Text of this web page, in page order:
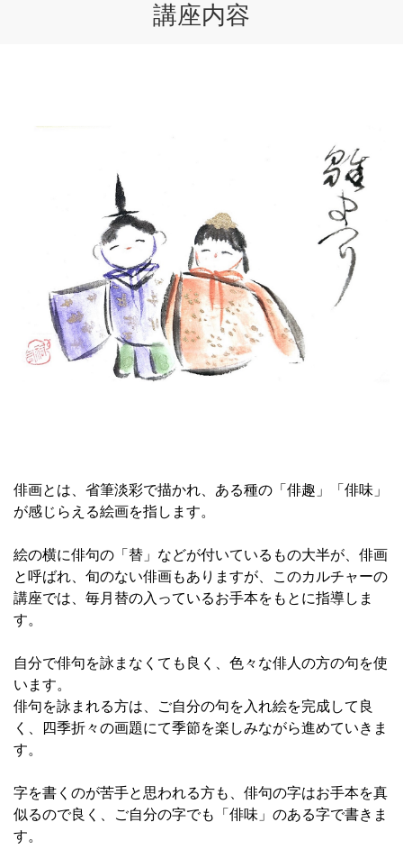
講座内容
俳画とは、省筆淡彩で描かれ、ある種の「俳趣」「俳味」
が感じらえる絵画を指します。
絵の横に俳句の「替」などが付いているもの大半が、俳画
と呼ばれ、旬のない俳画もありますが、このカルチャーの
講座では、毎月替の入っているお手本をもとに指導しま
す。
自分で俳句を詠まなくても良く、色々な俳人の方の句を使
います。
俳句を詠まれる方は、ご自分の句を入れ絵を完成して良
く、四季折々の画題にて季節を楽しみながら進めていきま
す。
字を書くのが苦手と思われる方も、俳句の字はお手本を真
似るので良く、ご自分の字でも「俳味」のある字で書きま
す。